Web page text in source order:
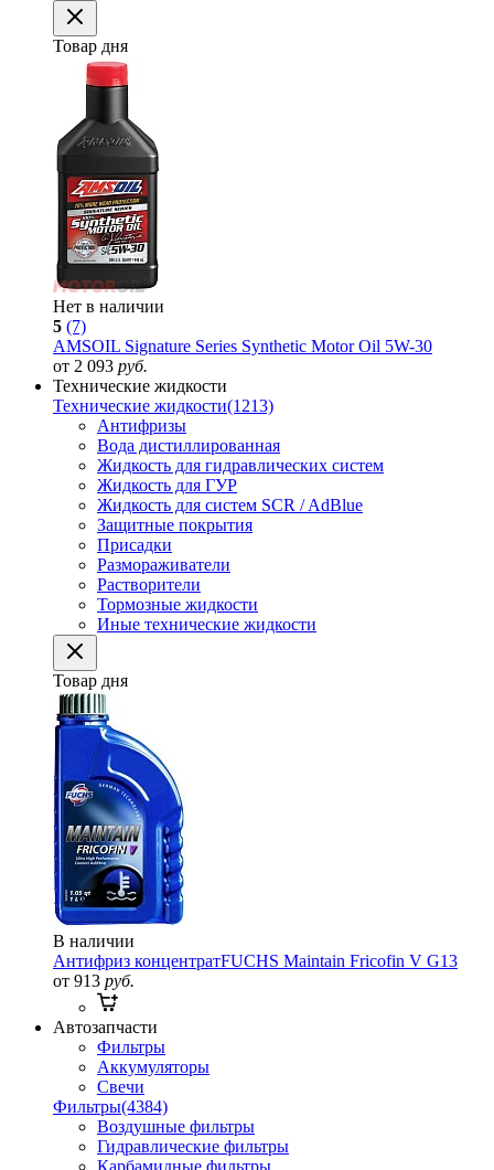
Товар дня
Нет в наличии
5 (7)
AMSOIL Signature Series Synthetic Motor Oil 5W-30
от 2 093 руб.
Технические жидкости
Технические жидкости(1213)
Антифризы
Вода дистиллированная
Жидкость для гидравлических систем
Жидкость для ГУР
Жидкость для систем SCR / AdBlue
Защитные покрытия
Присадки
Размораживатели
Растворители
Тормозные жидкости
Иные технические жидкости
Товар дня
В наличии
Антифриз концентратFUCHS Maintain Fricofin V G13
от 913 руб.
Автозапчасти
Фильтры
Аккумуляторы
Свечи
Фильтры(4384)
Воздушные фильтры
Гидравлические фильтры
Карбамидные фильтры